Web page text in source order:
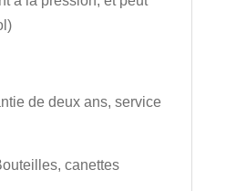
de deux ans, service
canettes